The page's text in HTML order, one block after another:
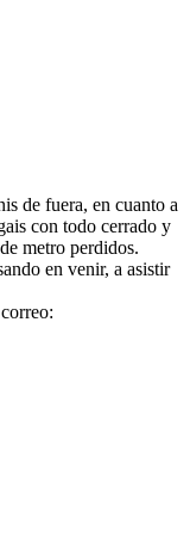
de fuera, en cuanto a
con todo cerrado y
metro perdidos.
en venir, a asistir